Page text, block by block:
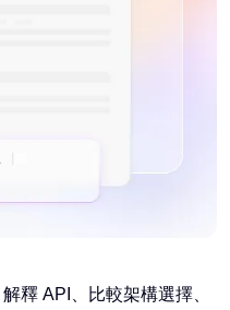
釋 API、比較架構選擇、